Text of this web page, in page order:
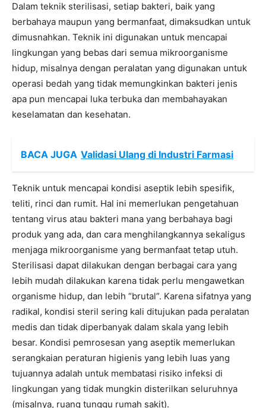
Dalam teknik sterilisasi, setiap bakteri, baik yang
berbahaya maupun yang bermanfaat, dimaksudkan untuk
dimusnahkan. Teknik ini digunakan untuk mencapai
lingkungan yang bebas dari semua mikroorganisme
hidup, misalnya dengan peralatan yang digunakan untuk
operasi bedah yang tidak memungkinkan bakteri jenis
apa pun mencapai luka terbuka dan membahayakan
keselamatan dan kesehatan.
BACA JUGA Validasi Ulang di Industri Farmasi
Teknik untuk mencapai kondisi aseptik lebih spesifik,
teliti, rinci dan rumit. Hal ini memerlukan pengetahuan
tentang virus atau bakteri mana yang berbahaya bagi
produk yang ada, dan cara menghilangkannya sekaligus
menjaga mikroorganisme yang bermanfaat tetap utuh.
Sterilisasi dapat dilakukan dengan berbagai cara yang
lebih mudah dilakukan karena tidak perlu mengawetkan
organisme hidup, dan lebih “brutal”. Karena sifatnya yang
radikal, kondisi steril sering kali ditujukan pada peralatan
medis dan tidak diperbanyak dalam skala yang lebih
besar. Kondisi pemrosesan yang aseptik memerlukan
serangkaian peraturan higienis yang lebih luas yang
tujuannya adalah untuk membatasi risiko infeksi di
lingkungan yang tidak mungkin disterilkan seluruhnya
(misalnya, ruang tunggu rumah sakit).